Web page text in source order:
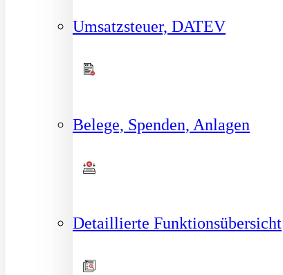
Umsatzsteuer, DATEV
Belege, Spenden, Anlagen
Detaillierte Funktionsübersicht